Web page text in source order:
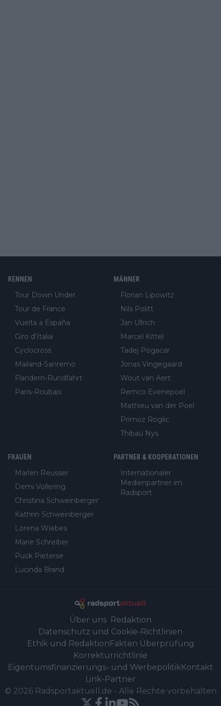
RENNEN
Tour Down Under
Tour de France
Vuelta a España
Giro d'Italia
Cyclocross
Mailand-Sanremo
Flandern-Rundfahrt
Paris-Roubaix
MÄNNER
Florian Lipowitz
Nils Politt
Jan Ullrich
Marcel Kittel
Tadej Pogacar
Jonas Vingegaard
Wout van Aert
Remco Evenepoel
Mathieu van der Poel
Primoz Roglic
Thibau Nys
FRAUEN
Marlen Reusser
Demi Vollering
Christina Schweinberger
Kathrin Schweinberger
Lorena Wiebes
Marie Schreiber
Puck Pieterse
Lucinda Brand
PARTNER & KOOPERATIONEN
Internationaler
Medienpartner im
Radsport
Über uns Redaktion
Datenschutz und Cookie-Richtlinien
Ethik und Redaktion Fakten Überprüfung
Korrekturrichtlinie
Eigentumsfinanzierungs- und WerbepolitikKontakt
Link-Partner
© 2026 Radsportaktuell.de - Alle Rechte vorbehalten